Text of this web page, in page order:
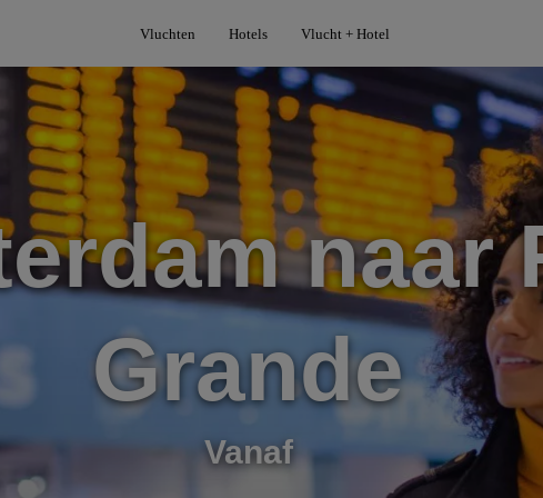
Vluchten Hotels Vlucht + Hotel
naar
Grande
Vanaf